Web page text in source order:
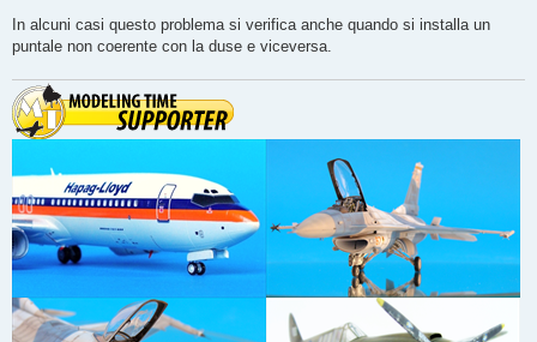
In alcuni casi questo problema si verifica anche quando si installa un
puntale non coerente con la duse e viceversa.